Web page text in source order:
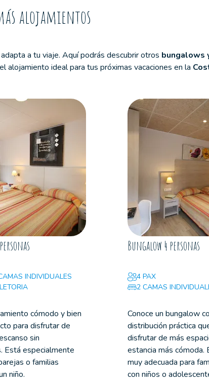
alojamientos
a tu viaje. Aquí podrás descubrir otros bungalows
alojamiento ideal para tus próximas vacaciones en la
INDIVIDUALES
cómodo y bien
para disfrutar de
sin
Está especialmente
o familias
niño.
Bungalow 4 personas
4 PAX
2 CAMAS
Conoce un bungalow
distribución práctica
disfrutar de más
estancia más cómoda.
muy adecuada para
con niños o